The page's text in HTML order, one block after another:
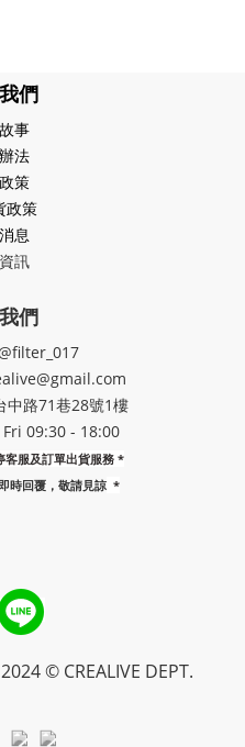
們
事
法
策
政策
息
訊
們
中路71巷28號1樓
09:30 - 18:00
客服及訂單出貨服務 *
時回覆，敬請見諒 *
© CREALIVE DEPT.